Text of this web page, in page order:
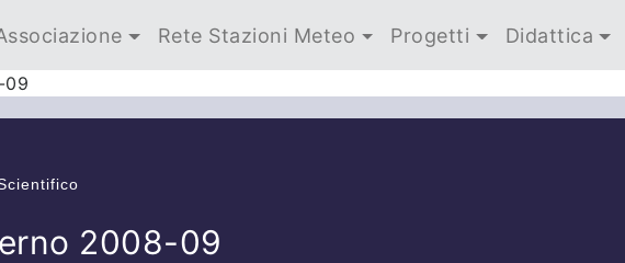
Rete Stazioni Meteo Progetti Didattica
09
2008-09